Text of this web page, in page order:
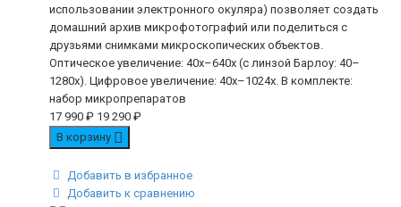
использовании электронного окуляра) позволяет создать
домашний архив микрофотографий или поделиться с
друзьями снимками микроскопических объектов.
Оптическое увеличение: 40х–640х (с линзой Барлоу: 40–
1280x). Цифровое увеличение: 40х–1024х. В комплекте:
набор микропрепаратов
17 990 ₽ 19 290 ₽
В корзину
Добавить в избранное
Добавить к сравнению